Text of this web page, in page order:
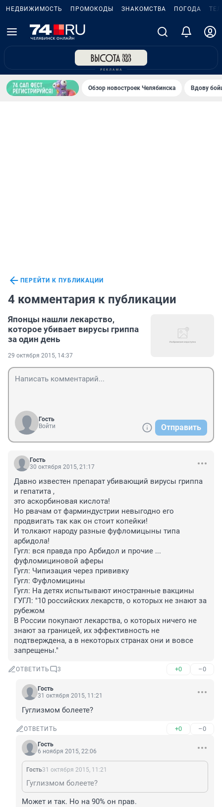
НЕДВИЖИМОСТЬ ПРОМОКОДЫ ЗНАКОМСТВА ПОГОДА
Обзор новостроек Челябинска Вдову
ПЕРЕЙТИ К ПУБЛИКАЦИИ
4 комментария к публикации
Японцы нашли лекарство,
которое убивает вирусы гриппа
за один день
29 октября 2015, 14:37
Гость
Войти
Отправить
Гость
30 октября 2015, 21:17
Давно известен препарат убивающий вирусы гриппа
и гепатита ,
это аскорбиновая кислота!
Но рвачам от фарминдустрии невыгодно его
продвигать так как он стоит копейки!
И толкают народу разные фуфломицыны типа
арбидола!
Гугл: вся правда про Арбидол и прочие ...
фуфломициновой аферы
Гугл: Чипизация через прививку
Гугл: Фуфломицины
Гугл: На детях испытывают иностранные вакцины
ГУГЛ: "10 российских лекарств, о которых не знают за
рубежом
В России покупают лекарства, о которых ничего не
знают за границей, их эффективность не
подтверждена, а в некоторых странах они и вовсе
запрещены."
ОТВЕТИТЬ 3 +0 –0
Гость
31 октября 2015, 11:21
Гуглизмом болеете?
ОТВЕТИТЬ +0 –0
Гость
6 ноября 2015, 22:06
Гость31 октября 2015, 11:21
Гуглизмом болеете?
Может и так. Но на 90% он прав.